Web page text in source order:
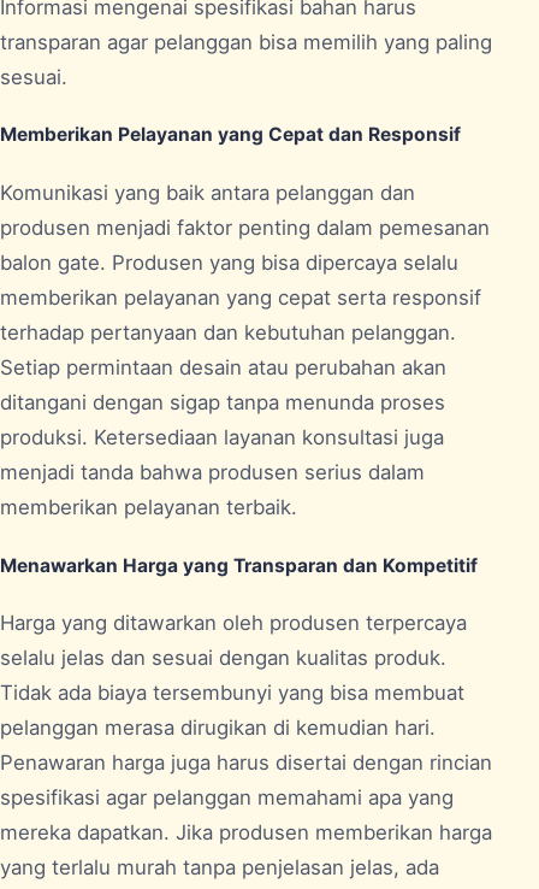
Informasi mengenai spesifikasi bahan harus
transparan agar pelanggan bisa memilih yang paling
sesuai.
Memberikan Pelayanan yang Cepat dan Responsif
Komunikasi yang baik antara pelanggan dan
produsen menjadi faktor penting dalam pemesanan
balon gate. Produsen yang bisa dipercaya selalu
memberikan pelayanan yang cepat serta responsif
terhadap pertanyaan dan kebutuhan pelanggan.
Setiap permintaan desain atau perubahan akan
ditangani dengan sigap tanpa menunda proses
produksi. Ketersediaan layanan konsultasi juga
menjadi tanda bahwa produsen serius dalam
memberikan pelayanan terbaik.
Menawarkan Harga yang Transparan dan Kompetitif
Harga yang ditawarkan oleh produsen terpercaya
selalu jelas dan sesuai dengan kualitas produk.
Tidak ada biaya tersembunyi yang bisa membuat
pelanggan merasa dirugikan di kemudian hari.
Penawaran harga juga harus disertai dengan rincian
spesifikasi agar pelanggan memahami apa yang
mereka dapatkan. Jika produsen memberikan harga
yang terlalu murah tanpa penjelasan jelas, ada